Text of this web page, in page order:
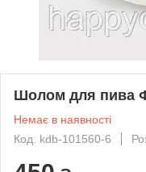
Шолом для пива
Немає в наявності
Код: kdb-101560-6